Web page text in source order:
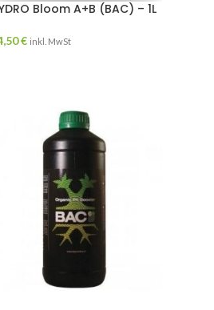
Bloom A+B (BAC) – 1L
€ inkl. MwSt